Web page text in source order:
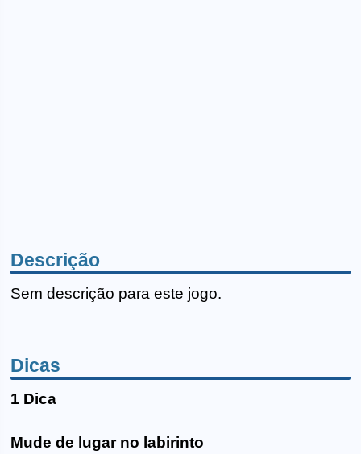
Descrição
Sem descrição para este jogo.
Dicas
1 Dica
Mude de lugar no labirinto